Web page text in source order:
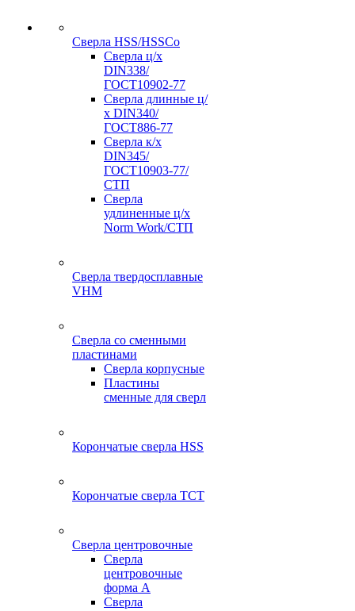
Сверла HSS/HSSCo
Сверла ц/х
DIN338/
ГОСТ10902-77
Сверла длинные ц/
х DIN340/
ГОСТ886-77
Сверла к/х
DIN345/
ГОСТ10903-77/
СТП
Сверла
удлиненные ц/х
Norm Work/СТП
Сверла твердосплавные
VHM
Сверла со сменными
пластинами
Сверла корпусные
Пластины
сменные для сверл
Корончатые сверла HSS
Корончатые сверла TCT
Сверла центровочные
Сверла
центровочные
форма A
Сверла